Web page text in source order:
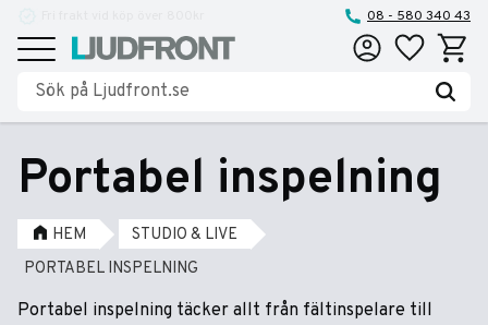
Meny
08 - 580 340 43
Favoriter
Portabel inspelning
HEM
STUDIO & LIVE
PORTABEL INSPELNING
Portabel inspelning täcker allt från fältinspelare till